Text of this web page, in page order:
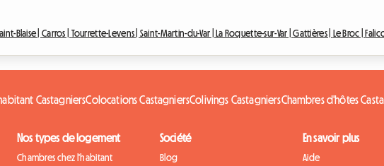
Blaise |Carros | Tourrette-Levens | Saint-Martin-du-Var | La Roquette-sur-Var |Gattières | Le Broc |
CastagniersColocations CastagniersColivings CastagniersChambres d'hôtes
Nos types de logement
Chambres chez l'habitant
Société
Blog
En savoir plus
Aide